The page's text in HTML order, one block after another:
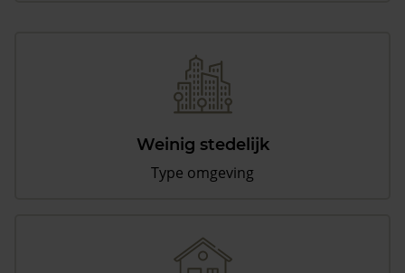
Weinig stedelijk
Type omgeving